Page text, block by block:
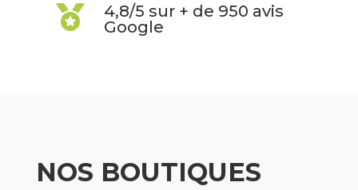

4,8/5 sur + de 950 avis
Google
NOS BOUTIQUES